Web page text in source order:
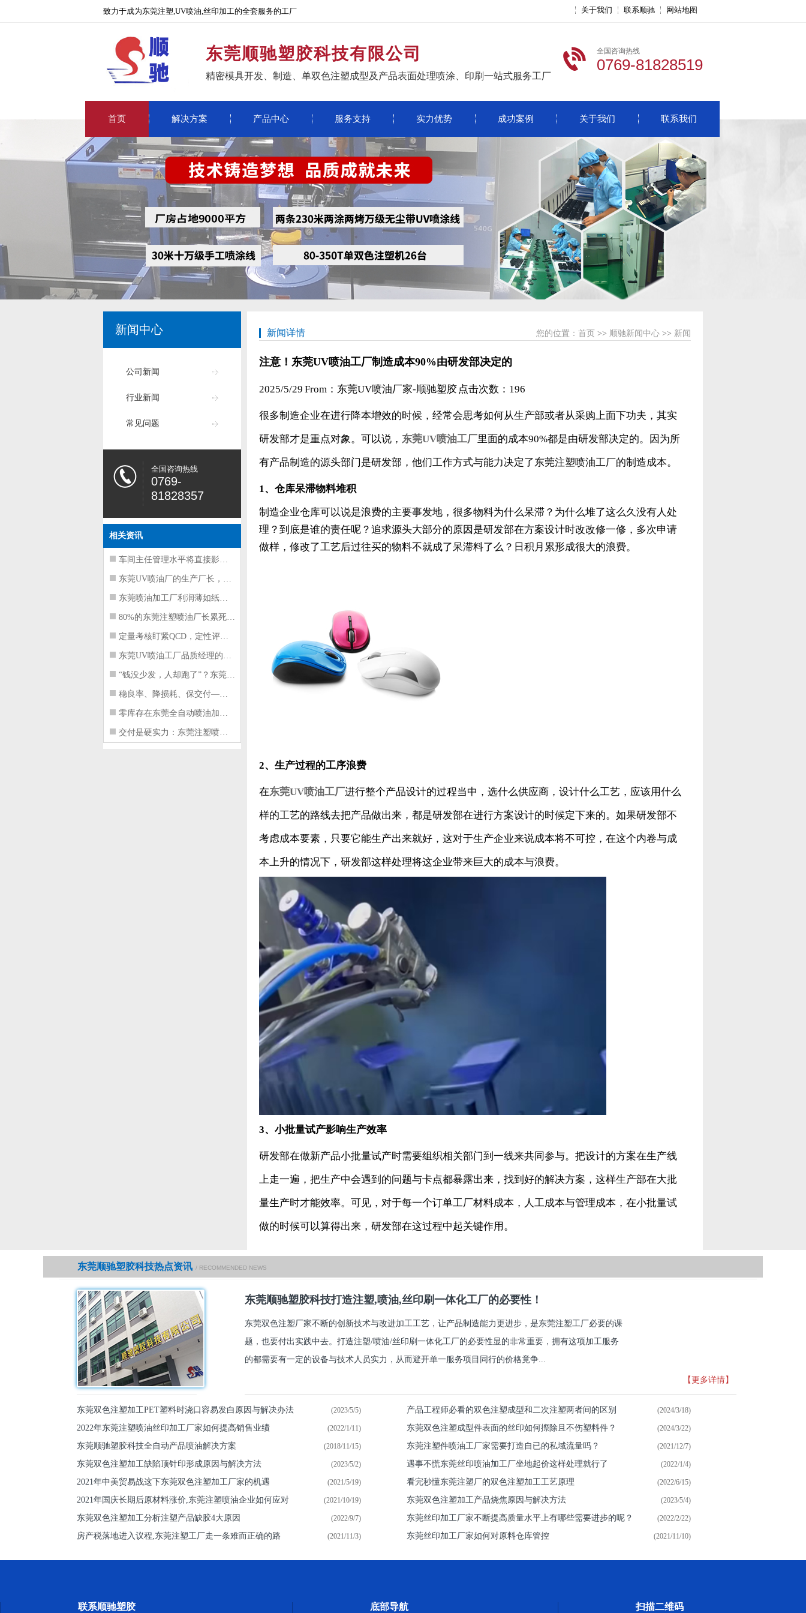
致力于成为东莞注塑,UV喷油,丝印加工的全套服务的工厂 关于我们 联系顺驰 网站地图
东莞顺驰塑胶科技有限公司
精密模具开发、制造、单双色注塑成型及产品表面处理喷涂、印刷一站式服务工厂
全国咨询热线
0769-81828519
首页 解决方案 产品中心 服务支持 实力优势 成功案例 关于我们 联系我们
新闻中心
公司新闻
行业新闻
常见问题
全国咨询热线
0769-
81828357
相关资讯
车间主任管理水平将直接影响东莞注塑件
东莞UV喷油厂的生产厂长，到底在给工
东莞喷油加工厂利润薄如纸？这四项基本
80%的东莞注塑喷油厂长累死累活，利
定量考核盯紧QCD，定性评价看好配合
东莞UV喷油工厂品质经理的四项核心管
“钱没少发，人却跑了”？东莞注塑喷油
稳良率、降损耗、保交付——东莞这家U
零库存在东莞全自动喷油加工厂不可行的
交付是硬实力：东莞注塑喷油厂如何用齐
新闻详情 您的位置： 首页 >> 顺驰新闻中心 >> 新闻
注意！东莞UV喷油工厂制造成本90%由研发部决定的
2025/5/29 From：东莞UV喷油厂家-顺驰塑胶 点击次数： 196
很多制造企业在进行降本增效的时候，经常会思考如何从生产部或者从采购上面下功夫，其实
研发部才是重点对象。可以说， 东莞UV喷油工厂里面的成本90%都是由研发部决定的。因为所
有产品制造的源头部门是研发部，他们工作方式与能力决定了东莞注塑喷油工厂的制造成本。
1、仓库呆滞物料堆积
制造企业仓库可以说是浪费的主要事发地，很多物料为什么呆滞？为什么堆了这么久没有人处
理？到底是谁的责任呢？追求源头大部分的原因是研发部在方案设计时改改修一修，多次申请
做样，修改了工艺后过往买的物料不就成了呆滞料了么？日积月累形成很大的浪费。
2、生产过程的工序浪费
在东莞UV喷油工厂进行整个产品设计的过程当中，选什么供应商，设计什么工艺，应该用什么
样的工艺的路线去把产品做出来，都是研发部在进行方案设计的时候定下来的。如果研发部不
考虑成本要素，只要它能生产出来就好，这对于生产企业来说成本将不可控，在这个内卷与成
本上升的情况下，研发部这样处理将这企业带来巨大的成本与浪费。
3、小批量试产影响生产效率
研发部在做新产品小批量试产时需要组织相关部门到一线来共同参与。把设计的方案在生产线
上走一遍，把生产中会遇到的问题与卡点都暴露出来，找到好的解决方案，这样生产部在大批
量生产时才能效率。可见，对于每一个订单工厂材料成本，人工成本与管理成本，在小批量试
做的时候可以算得出来，研发部在这过程中起关键作用。
东莞顺驰塑胶科技热点资讯 / RECOMMENDED NEWS
东莞顺驰塑胶科技打造注塑,喷油,丝印刷一体化工厂的必要性！
东莞双色注塑厂家不断的创新技术与改进加工工艺，让产品制造能力更进步，是东莞注塑工厂必要的课
题，也要付出实践中去。打造注塑/喷油/丝印刷一体化工厂的必要性显的非常重要，拥有这项加工服务
的都需要有一定的设备与技术人员实力，从而避开单一服务项目同行的价格竟争...
【更多详情】
(2023/5/5)
东莞双色注塑加工PET塑料时浇口容易发白原因与解决办法 (2024/3/18)
产品工程师必看的双色注塑成型和二次注塑两者间的区别
(2022/1/11)
2022年东莞注塑喷油丝印加工厂家如何提高销售业绩 (2024/3/22)
东莞双色注塑成型件表面的丝印如何摖除且不伤塑料件？
(2018/11/15)
东莞顺驰塑胶科技全自动产品喷油解决方案 (2021/12/7)
东莞注塑件喷油​工厂家需要打造自已的私域流量吗？
(2023/5/2)
东莞双色注塑加工缺陷顶针印形成原因与解决方法 (2022/1/4)
遇事不慌东莞丝印喷油加工厂坐地起价这样处理就行了
(2021/5/19)
2021年中美贸易战这下东莞双色注塑加工厂家的机遇 (2022/6/15)
看完秒懂东莞注塑厂的双色注塑加工工艺原理
(2021/10/19)
2021年国庆长期后原材料涨价,东莞注塑喷油企业如何应对 (2023/5/4)
东莞双色注塑加工产品烧焦原因与解决方法
(2022/9/7)
东莞双色注塑加工分析注塑产品缺胶4大原因 (2022/2/22)
东莞丝印加工厂家不断提高质量水平上有哪些需要进步的呢？
(2021/11/3)
房产税落地进入议程,东莞注塑工厂走一条难而正确的路 (2021/11/10)
东莞丝印加工厂家如何对原料仓库管控
联系顺驰塑胶 底部导航 扫描二维码